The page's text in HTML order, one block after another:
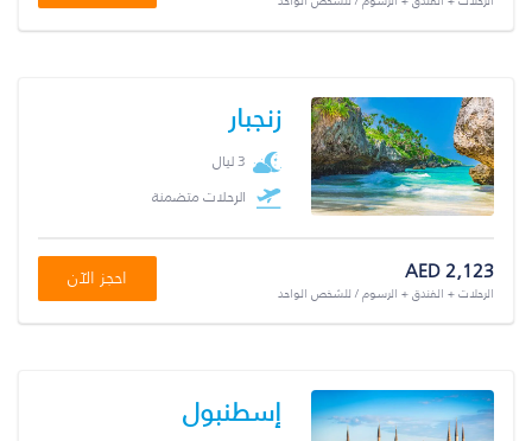
زنجبار
3 ليال
الرحلات متضمنة
AED 2,123
الرحلات + الفندق + الرسوم / للشخص الواحد
احجز الآن
إسطنبول